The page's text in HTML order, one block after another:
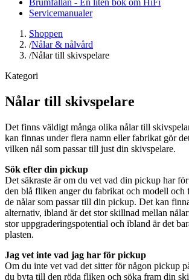
Servicemanualer
Shoppen
/Nålar & nålvård
/Nålar till skivspelare
Kategori
Nålar till skivspelare
Det finns väldigt många olika nålar till
kan finnas under flera namn eller fabrikat gör
vilken nål som passar till just din skivspelare.
Sök efter din pickup
Det säkraste är om du vet vad din pickup har
den blå fliken anger du fabrikat och modell och
de nålar som passar till din pickup. Det kan
alternativ, ibland är det stor skillnad mellan
stor uppgraderingspotential och ibland är det
plasten.
Jag vet inte vad jag har för pickup
Om du inte vet vad det sitter för någon pickup
du byta till den röda fliken och söka fram din